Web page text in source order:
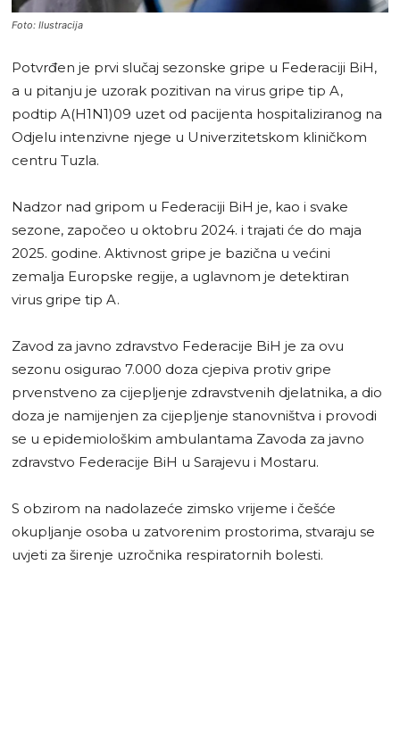
Foto: Ilustracija
Potvrđen je prvi slučaj sezonske gripe u Federaciji BiH,
a u pitanju je uzorak pozitivan na virus gripe tip A,
podtip A(H1N1)09 uzet od pacijenta hospitaliziranog na
Odjelu intenzivne njege u Univerzitetskom kliničkom
centru Tuzla.
Nadzor nad gripom u Federaciji BiH je, kao i svake
sezone, započeo u oktobru 2024. i trajati će do maja
2025. godine. Aktivnost gripe je bazična u većini
zemalja Europske regije, a uglavnom je detektiran
virus gripe tip A.
Zavod za javno zdravstvo Federacije BiH je za ovu
sezonu osigurao 7.000 doza cjepiva protiv gripe
prvenstveno za cijepljenje zdravstvenih djelatnika, a dio
doza je namijenjen za cijepljenje stanovništva i provodi
se u epidemiološkim ambulantama Zavoda za javno
zdravstvo Federacije BiH u Sarajevu i Mostaru.
S obzirom na nadolazeće zimsko vrijeme i češće
okupljanje osoba u zatvorenim prostorima, stvaraju se
uvjeti za širenje uzročnika respiratornih bolesti.